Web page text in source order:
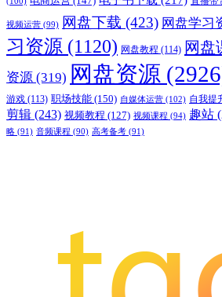
视频运营 (99) 网盘下载 (423) 网盘学习
习资源 (1120) 网盘教程 (114) 网盘
资源 (319) 网盘资源
游戏 (113) 职场技能 (150) 自媒体运营 (102) 自我提
剪辑 (243) 视频教程 (127) 视频课程 (94) 趣站
略 (91) 音频课程 (90) 高考备考 (91)